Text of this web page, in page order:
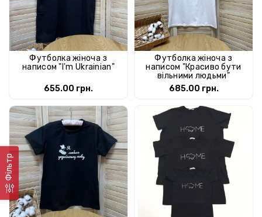
Фільтр
Футболка жіноча з
написом "I'm Ukrainian"
655.00 грн.
Футболка жіноча з
написом "Красиво бути
вільними людьми"
685.00 грн.